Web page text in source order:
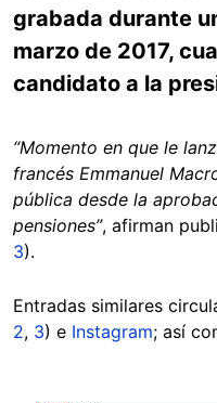
grabada durante
marzo de 2017,
candidato a la
“Momento en que le
francés Emmanuel
pública desde la
pensiones”, afirman
3).
Entradas similares
2, 3) e Instagram; así